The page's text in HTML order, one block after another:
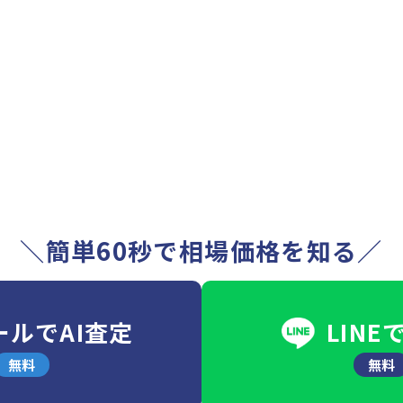
＼簡単60秒で相場価格を知る／
ルでAI査定
無料
LINE
無料